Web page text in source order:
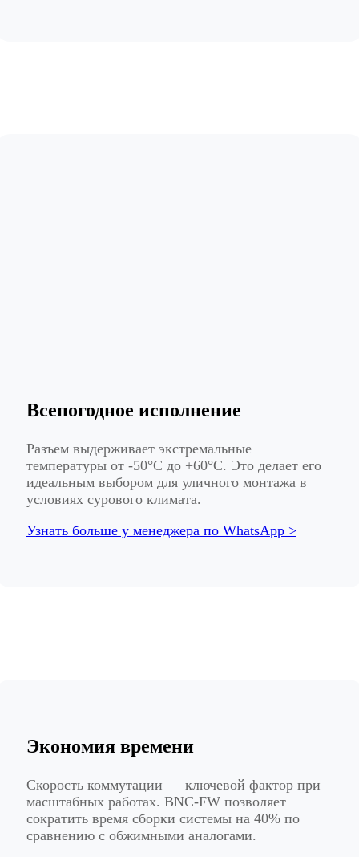
Всепогодное исполнение
Разъем выдерживает экстремальные
температуры от -50°С до +60°С. Это делает его
идеальным выбором для уличного монтажа в
условиях сурового климата.
Узнать больше у менеджера по WhatsApp >
Экономия времени
Скорость коммутации — ключевой фактор при
масштабных работах. BNC-FW позволяет
сократить время сборки системы на 40% по
сравнению с обжимными аналогами.